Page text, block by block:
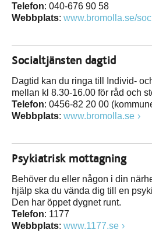
Telefon: 040-676 90 58
Webbplats: www.bromolla.se/
Socialtjänsten dagtid
Dagtid kan du ringa till Individ-
mellan kl 8.30-16.00 för råd och
Telefon: 0456-82 20 00
Webbplats: www.bromolla.se
Psykiatrisk mottagning
Behöver du eller någon i din
hjälp ska du vända dig till en
Den har öppet dygnet runt.
Telefon: 1177
Webbplats: www.1177.se